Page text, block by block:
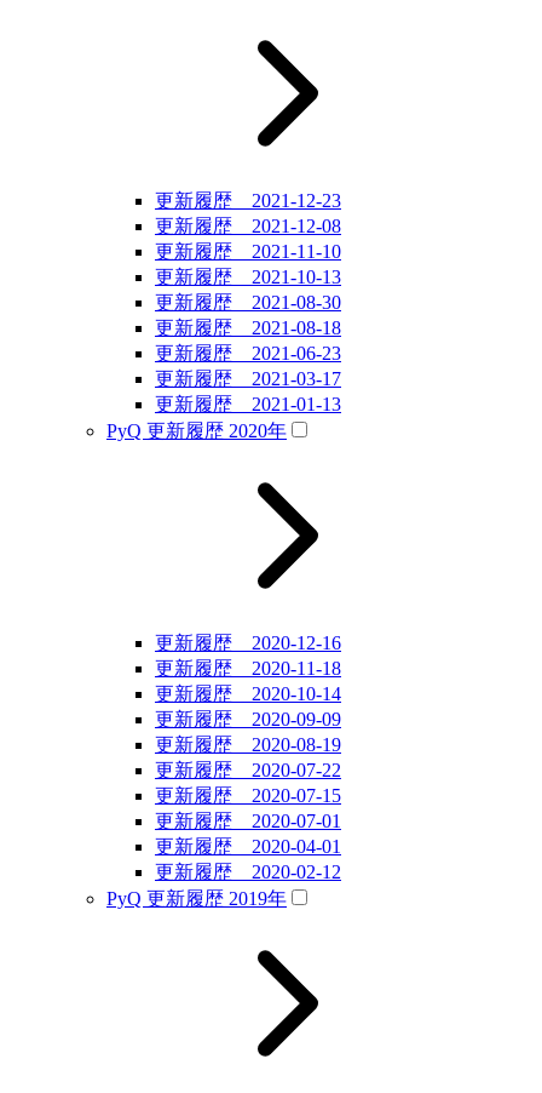
更新履歴 2021-12-23
更新履歴 2021-12-08
更新履歴 2021-11-10
更新履歴 2021-10-13
更新履歴 2021-08-30
更新履歴 2021-08-18
更新履歴 2021-06-23
更新履歴 2021-03-17
更新履歴 2021-01-13
PyQ 更新履歴 2020年
更新履歴 2020-12-16
更新履歴 2020-11-18
更新履歴 2020-10-14
更新履歴 2020-09-09
更新履歴 2020-08-19
更新履歴 2020-07-22
更新履歴 2020-07-15
更新履歴 2020-07-01
更新履歴 2020-04-01
更新履歴 2020-02-12
PyQ 更新履歴 2019年